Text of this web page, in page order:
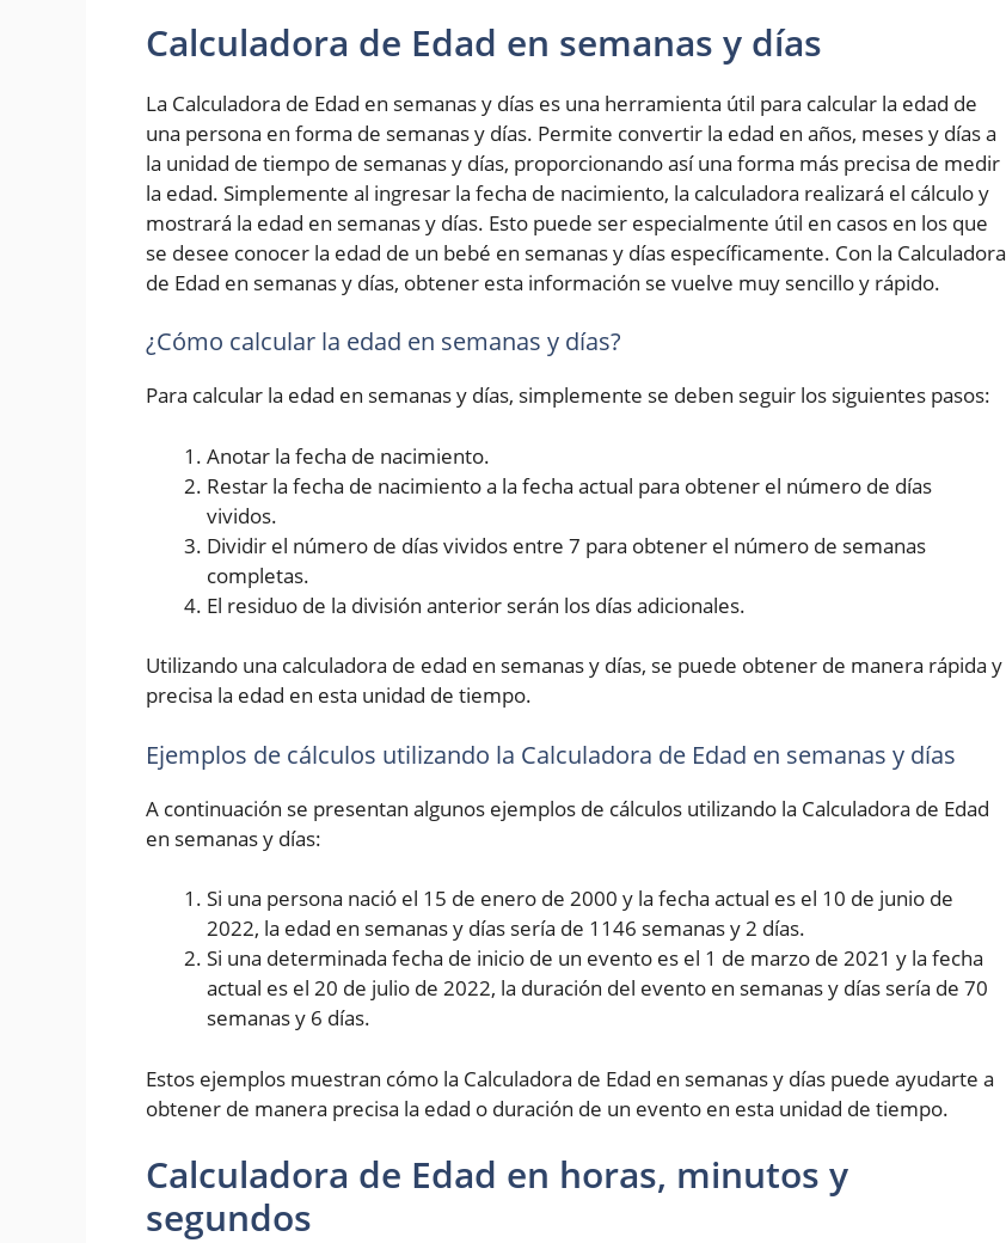
Calculadora de Edad en semanas y días
La Calculadora de Edad en semanas y días es una herramienta útil para calcular la edad de
una persona en forma de semanas y días. Permite convertir la edad en años, meses y días a
la unidad de tiempo de semanas y días, proporcionando así una forma más precisa de medir
la edad. Simplemente al ingresar la fecha de nacimiento, la calculadora realizará el cálculo y
mostrará la edad en semanas y días. Esto puede ser especialmente útil en casos en los que
se desee conocer la edad de un bebé en semanas y días específicamente. Con la Calculadora
de Edad en semanas y días, obtener esta información se vuelve muy sencillo y rápido.
¿Cómo calcular la edad en semanas y días?
Para calcular la edad en semanas y días, simplemente se deben seguir los siguientes pasos:
Anotar la fecha de nacimiento.
Restar la fecha de nacimiento a la fecha actual para obtener el número de días
vividos.
Dividir el número de días vividos entre 7 para obtener el número de semanas
completas.
El residuo de la división anterior serán los días adicionales.
Utilizando una calculadora de edad en semanas y días, se puede obtener de manera rápida y
precisa la edad en esta unidad de tiempo.
Ejemplos de cálculos utilizando la Calculadora de Edad en semanas y días
A continuación se presentan algunos ejemplos de cálculos utilizando la Calculadora de Edad
en semanas y días:
Si una persona nació el 15 de enero de 2000 y la fecha actual es el 10 de junio de
2022, la edad en semanas y días sería de 1146 semanas y 2 días.
Si una determinada fecha de inicio de un evento es el 1 de marzo de 2021 y la fecha
actual es el 20 de julio de 2022, la duración del evento en semanas y días sería de 70
semanas y 6 días.
Estos ejemplos muestran cómo la Calculadora de Edad en semanas y días puede ayudarte a
obtener de manera precisa la edad o duración de un evento en esta unidad de tiempo.
Calculadora de Edad en horas, minutos y
segundos